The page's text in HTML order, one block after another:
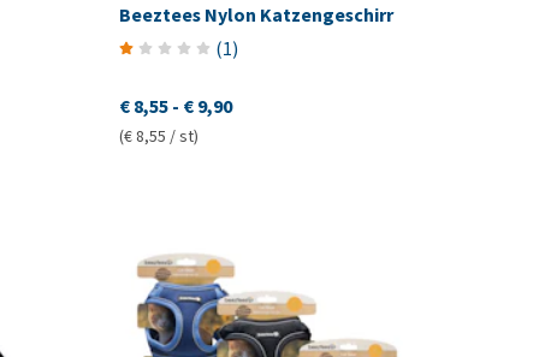
Beeztees Nylon Katzengeschirr
(1)
€ 8,55- € 9,90
(€ 8,55 / st)